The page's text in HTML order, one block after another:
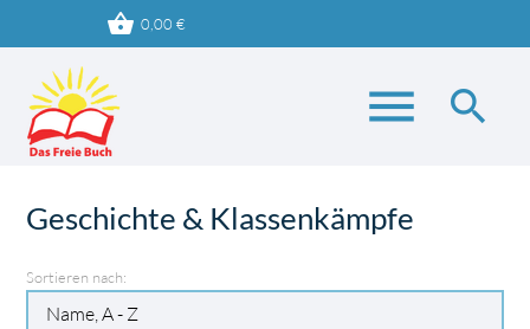
shopping_basket 0,00€
menu search
Suchbegriffe SUCHEN
Geschichte & Klassenkämpfe
Sortieren nach: